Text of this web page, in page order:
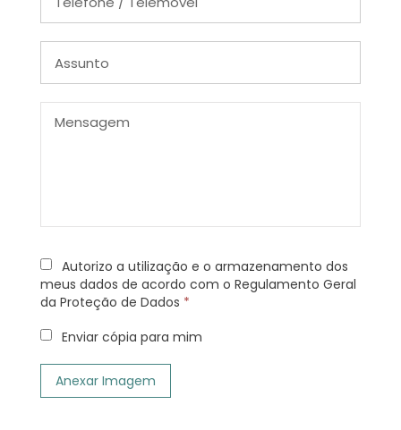
Autorizo a utilização e o armazenamento dos
meus dados de acordo com o Regulamento Geral
da Proteção de Dados *
Enviar cópia para mim
Anexar Imagem